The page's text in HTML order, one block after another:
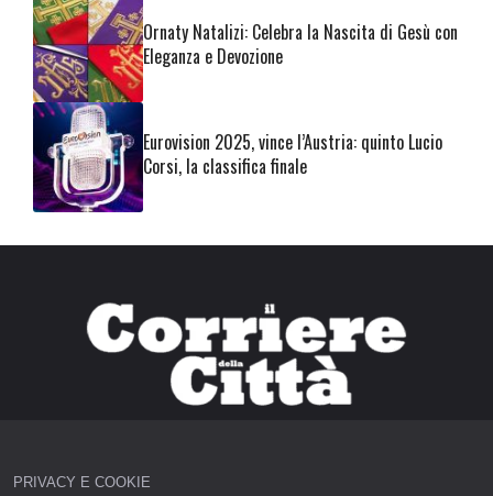
Ornaty Natalizi: Celebra la Nascita di Gesù con
Eleganza e Devozione
Eurovision 2025, vince l’Austria: quinto Lucio
Corsi, la classifica finale
PRIVACY E COOKIE